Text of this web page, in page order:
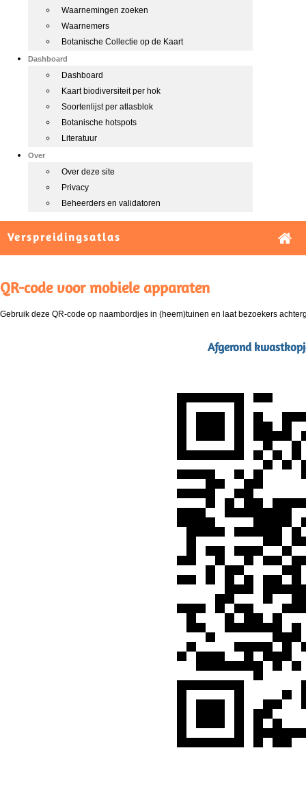
Waarnemingen zoeken
Waarnemers
Botanische Collectie op de Kaart
Dashboard
Dashboard
Kaart biodiversiteit per hok
Soortenlijst per atlasblok
Botanische hotspots
Literatuur
Over
Over deze site
Privacy
Beheerders en validatoren
Verspreidingsatlas
QR-code voor mobiele apparaten
Gebruik deze QR-code op naambordjes in (heem)tuinen en laat bezoekers
Afgerond